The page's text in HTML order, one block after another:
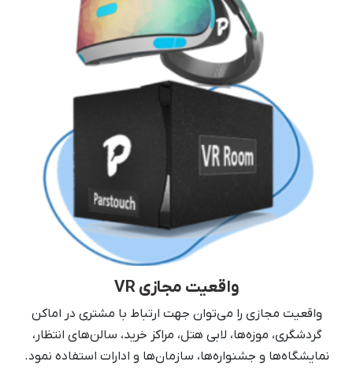
واقعیت مجازی VR
واقعیت مجازی را می‌توان جهت ارتباط با مشتری در اماکن
گردشگری، موزه‌ها، لابی هتل، مراکز خرید، سالن‌های انتظار،
نمایشگاه‎‌ها و جشنواره‌ها، سازمان‌ها و ادارات استفاده نمود.